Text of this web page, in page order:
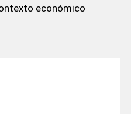
económico